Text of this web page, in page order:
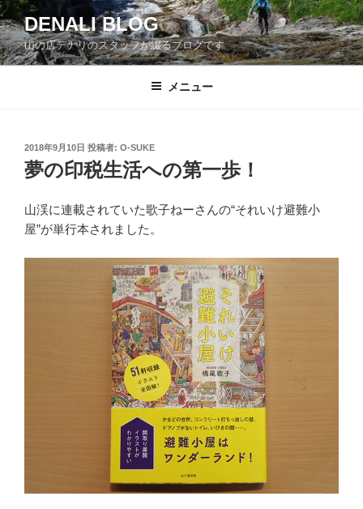
コ
ン
テ
ン
DENALI BLOG
山の店デナリのスタッフが綴るブログです
メニュー
投
稿
日:
2018年9月10日 投稿者: O-SUKE
夢の印税生活への第一歩！
山渓に連載されていた歌子ねーさんの“それいけ避難小
屋”が単行本されました。